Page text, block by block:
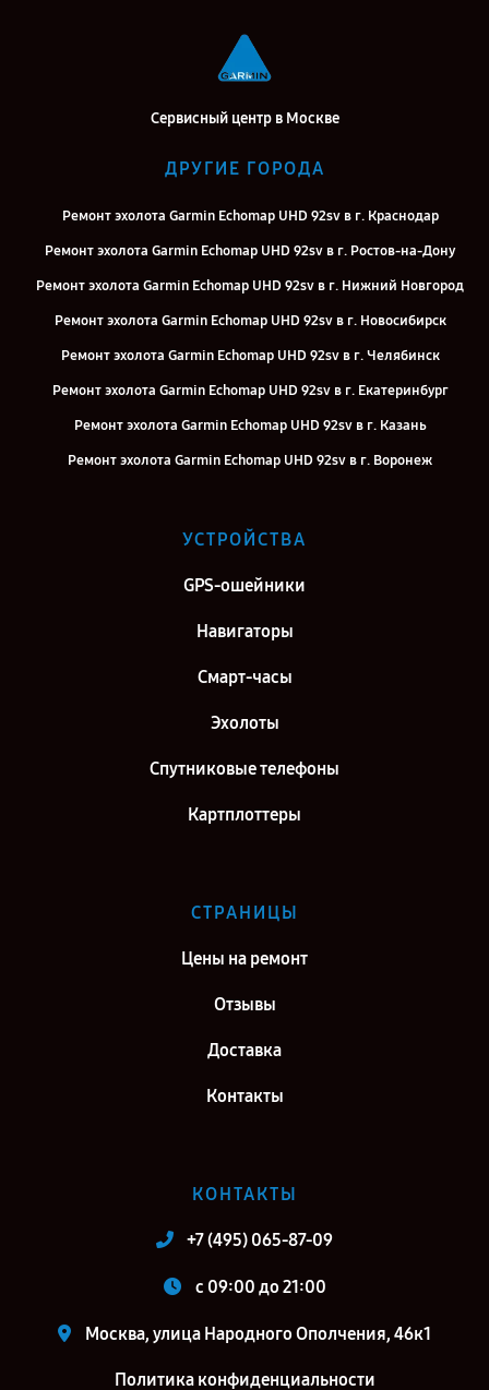
Сервисный центр в Москве
ДРУГИЕ ГОРОДА
Ремонт эхолота Garmin Echomap UHD 92sv в г. Краснодар
Ремонт эхолота Garmin Echomap UHD 92sv в г. Ростов-на-Дону
Ремонт эхолота Garmin Echomap UHD 92sv в г. Нижний Новгород
Ремонт эхолота Garmin Echomap UHD 92sv в г. Новосибирск
Ремонт эхолота Garmin Echomap UHD 92sv в г. Челябинск
Ремонт эхолота Garmin Echomap UHD 92sv в г. Екатеринбург
Ремонт эхолота Garmin Echomap UHD 92sv в г. Казань
Ремонт эхолота Garmin Echomap UHD 92sv в г. Воронеж
Ремонт эхолота Garmin Echomap UHD 92sv в г. Самара
УСТРОЙСТВА
GPS-ошейники
Навигаторы
Смарт-часы
Эхолоты
Спутниковые телефоны
Картплоттеры
СТРАНИЦЫ
Цены на ремонт
Отзывы
Доставка
Контакты
КОНТАКТЫ
+7 (495) 065-87-09
c 09:00 до 21:00
Москва, улица Народного Ополчения, 46к1
Политика конфиденциальности